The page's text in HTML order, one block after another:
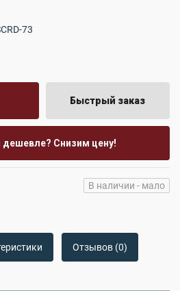
73
Быстрый заказ
дешевле? Снизим цену!
В наличии - мало
Отзывов (0)